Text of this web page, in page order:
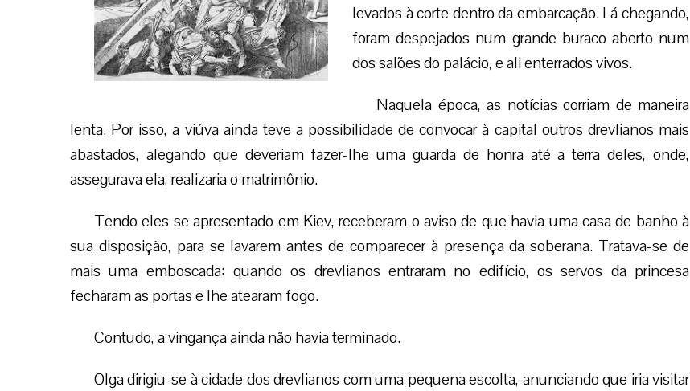
levados à corte dentro da embarcação. Lá chegando,
foram despejados num grande buraco aberto num
dos salões do palácio, e ali enterrados vivos.
Naquela época, as notícias corriam de maneira
lenta. Por isso, a viúva ainda teve a possibilidade de convocar à capital outros drevlianos mais
abastados, alegando que deveriam fazer-lhe uma guarda de honra até a terra deles, onde,
assegurava ela, realizaria o matrimônio.
Tendo eles se apresentado em Kiev, receberam o aviso de que havia uma casa de banho à
sua disposição, para se lavarem antes de comparecer à presença da soberana. Tratava-se de
mais uma emboscada: quando os drevlianos entraram no edifício, os servos da princesa
fecharam as portas e lhe atearam fogo.
Contudo, a vingança ainda não havia terminado.
Olga dirigiu-se à cidade dos drevlianos com uma pequena escolta, anunciando que iria visitar